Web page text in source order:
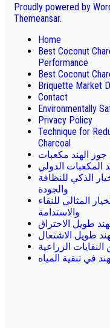
Proudly powered by
Themeansar.
Home
Best Coconut
Performance
Best Coconut
Briquette Market
Contact
Environmentally
Privacy Policy
Technique for
Charcoal
جوز الهند مكعبات
المكعبات الدولي
الذكي للنظافة
والجودة
المثالي للنقاء
والاستدامة
طويل الاحتراق
طويل الاشتعال
الزراعية
في تنقية المياه